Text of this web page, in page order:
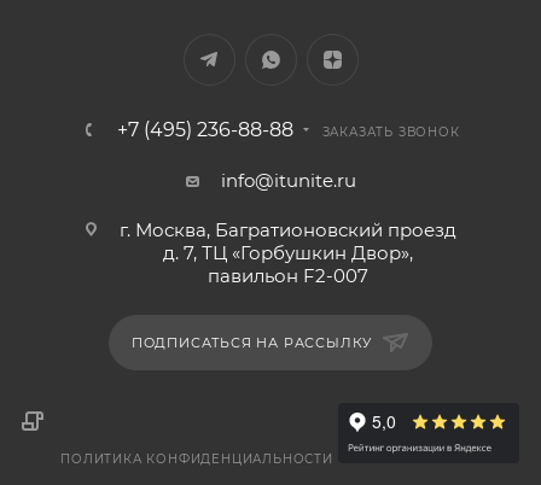
+7 (495) 236-88-88 ЗАКАЗАТЬ ЗВОНОК
info@itunite.ru
г. Москва, Багратионовский проезд
д. 7, ТЦ «Горбушкин Двор»,
павильон F2-007
ПОДПИСАТЬСЯ НА РАССЫЛКУ
ПОЛИТИКА КОНФИДЕНЦИАЛЬНОСТИ